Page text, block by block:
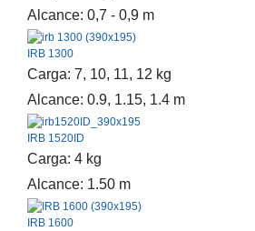
Alcance: 0,7 - 0,9 m
IRB 1300
Carga: 7, 10, 11, 12 kg
Alcance: 0.9, 1.15, 1.4 m
IRB 1520ID
Carga: 4 kg
Alcance: 1.50 m
IRB 1600